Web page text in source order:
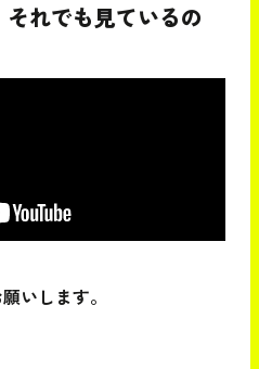
それでも見ているの
いします。